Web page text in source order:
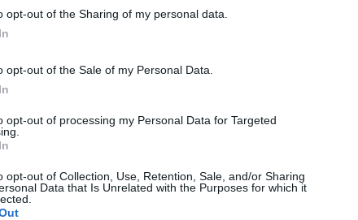
opt-out of the Sharing of my personal data.
opt-out of the Sale of my Personal Data.
opt-out of processing my Personal Data for Targeted
opt-out of Collection, Use, Retention, Sale, and/or Sharing
Data that Is Unrelated with the Purposes for which it
45-19
2018
28
Oct. 2017
20 20 Toulouse